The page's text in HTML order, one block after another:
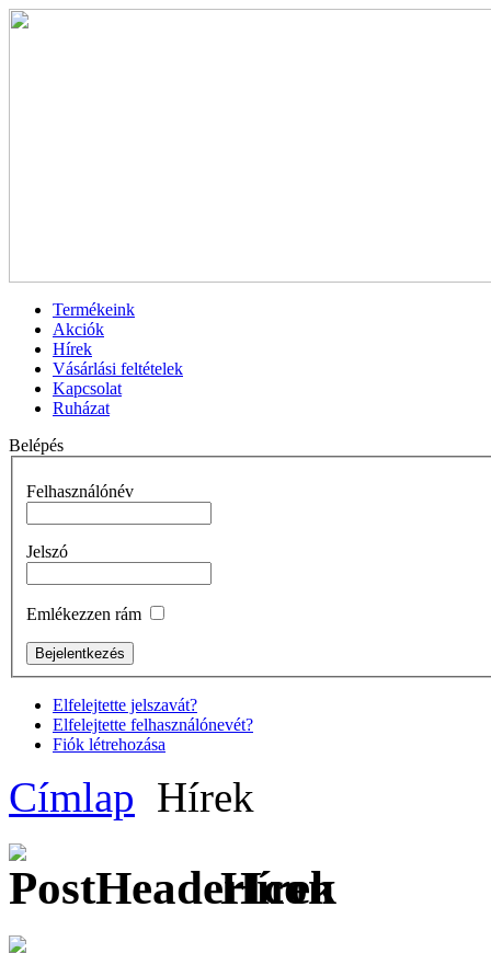
Termékeink
Akciók
Hírek
Vásárlási feltételek
Kapcsolat
Ruházat
Belépés
Felhasználónév
Jelszó
Emlékezzen rám
Elfelejtette jelszavát?
Elfelejtette felhasználónevét?
Fiók létrehozása
Címlap Hírek
Hírek